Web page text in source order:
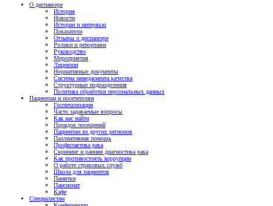
О диспансере
История
Новости
Истории и интервью
Показатели
Отзывы о диспансере
Ролики и репортажи
Руководство
Мероприятия
Лицензии
Нормативные документы
Система менеджмента качества
Структурные подразделения
Политика обработки персональных данных
Пациентам и посетителям
Госпитализация
Часто задаваемые вопросы
Как нас найти
Порядок посещений
Пациентам из других регионов
Паллиативная помощь
Профилактика рака
Скрининг и ранняя диагностика рака
Как противостоять коррупции
О работе страховых служб
Школа для пациентов
Памятки
Пансионат
Кафе
Специалистам